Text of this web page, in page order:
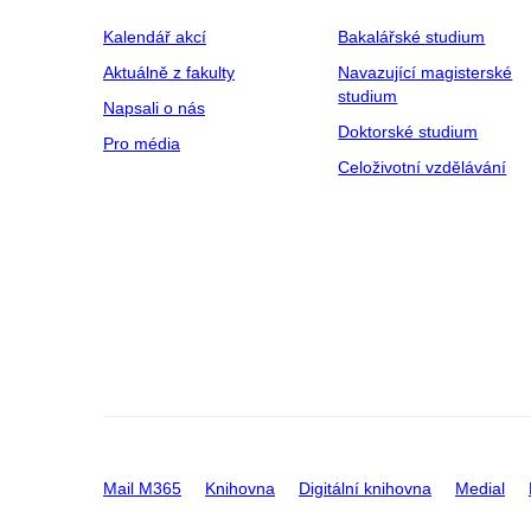
Kalendář akcí
Aktuálně z fakulty
Napsali o nás
Pro média
Bakalářské studium
Navazující magisterské
studium
Doktorské studium
Celoživotní vzdělávání
Mail M365 Knihovna Digitální knihovna Medial